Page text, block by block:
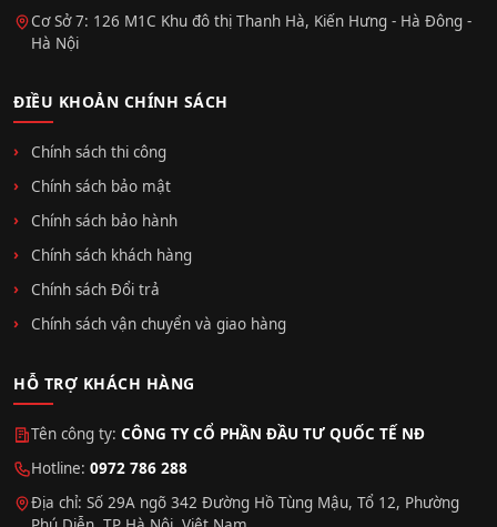
Cơ Sở 7: 126 M1C Khu đô thị Thanh Hà, Kiến Hưng - Hà Đông -
Hà Nội
ĐIỀU KHOẢN CHÍNH SÁCH
Chính sách thi công
Chính sách bảo mật
Chính sách bảo hành
Chính sách khách hàng
Chính sách Đổi trả
Chính sách vận chuyển và giao hàng
HỖ TRỢ KHÁCH HÀNG
Tên công ty: CÔNG TY CỔ PHẦN ĐẦU TƯ QUỐC TẾ NĐ
Hotline: 0972 786 288
Địa chỉ: Số 29A ngõ 342 Đường Hồ Tùng Mậu, Tổ 12, Phường